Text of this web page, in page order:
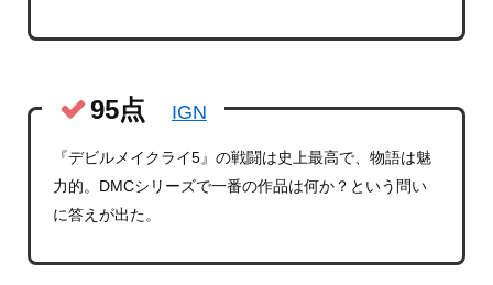
95点 IGN
『デビルメイクライ5』の戦闘は史上最高で、物語は魅
力的。DMCシリーズで一番の作品は何か？という問い
に答えが出た。